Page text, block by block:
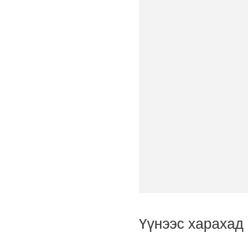
Үүнээс